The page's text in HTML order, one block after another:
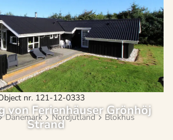
nr. 121-12-0333
von Ferienhäuser Grönhöj
Strand
Dänemark Nordjütland Blokhus